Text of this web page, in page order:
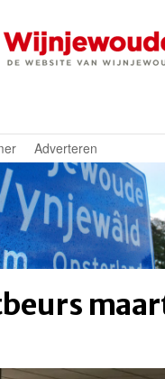
Adverteren